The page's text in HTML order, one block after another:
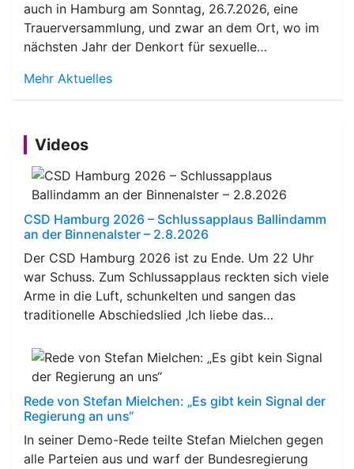
auch in Hamburg am Sonntag, 26.7.2026, eine
Trauerversammlung, und zwar an dem Ort, wo im
nächsten Jahr der Denkort für sexuelle…
Mehr Aktuelles
Videos
CSD Hamburg 2026 – Schlussapplaus Ballindamm
an der Binnenalster – 2.8.2026
Der CSD Hamburg 2026 ist zu Ende. Um 22 Uhr
war Schuss. Zum Schlussapplaus reckten sich viele
Arme in die Luft, schunkelten und sangen das
traditionelle Abschiedslied ‚Ich liebe das…
Rede von Stefan Mielchen: „Es gibt kein Signal der
Regierung an uns“
In seiner Demo-Rede teilte Stefan Mielchen gegen
alle Parteien aus und warf der Bundesregierung